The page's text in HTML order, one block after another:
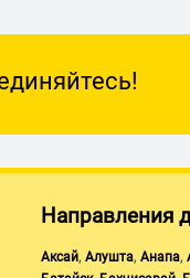
Направления
Аксай, Алушта, Анапа,